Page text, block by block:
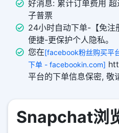
好消息: 累计订单费用
子普票
24小时自动下单-【免
便捷-更保护个人隐私。
您在[facebook粉丝购买平
下单 - facebookin.com]
平台的下单信息保密, 敬
Snapchat浏